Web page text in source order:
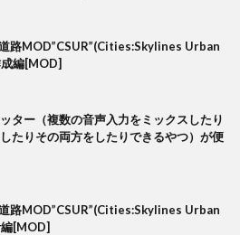
路MOD”CSUR”(Cities:Skylines Urban
編[MOD]
ター（複数の音声入力をミックスしたり
たりその両方をしたりできるやつ）が便
路MOD”CSUR”(Cities:Skylines Urban
[MOD]